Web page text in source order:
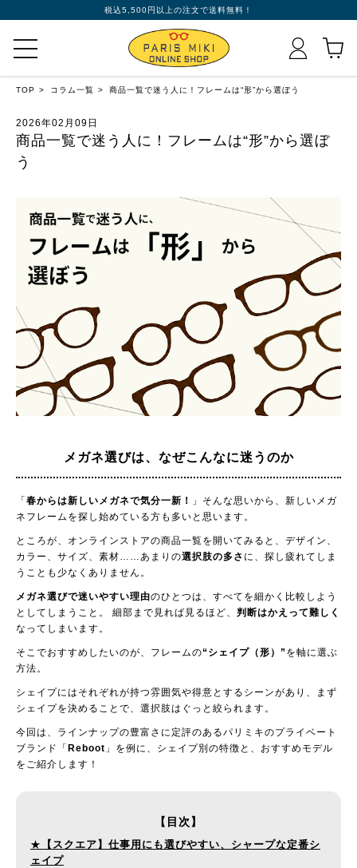
税込5,500円以上の注文で送料無料！
TOP コラム一覧 商品一覧で迷う人に！フレームは“形”から選ぼう
2026年02月09日
商品一覧で迷う人に！フレームは“形”から選ぼ
う
メガネ選びは、 なぜこんなに迷うのか
「 春からは新しいメガネで気分一新！
」そんな思いから、新しいメガ
ネフレームを探し始めている方も多いと思います。
ところが、オンラインストアの商品一覧を開いてみると、デザイン、
カラー、サイズ、素材……あまりの選択肢の多さ に、探し疲れてしま
うことも少なくありません。
メガネ選びで迷いやすい理由のひとつは、すべてを細かく比較しよう
としてしまうこと。 細部まで見れば見るほど、 判断はかえって難しく
なってしまいます。
そこでおすすめしたいのが、フレームの“シェイプ（形）”を軸に選ぶ
方法。
シェイプにはそれぞれが持つ雰囲気や得意とするシーンがあり、まず
シェイプを決めることで、選択肢はぐっと絞られます。
今回は、ラインナップの豊富さに定評のあるパリミキのプライベート
ブランド「 Reboot 」を例に、シェイプ別の特徴と、おすすめモデル
をご紹介します！
【目次】
★
【スクエア】仕事用にも選びやすい、シャープな定番シ
ェイプ